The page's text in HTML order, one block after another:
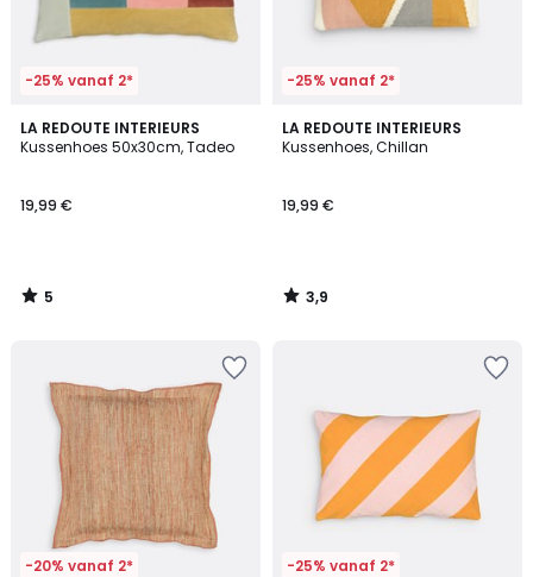
-25% vanaf 2*
LA REDOUTE INTERIEURS
Kussenhoes 50x30cm, Tadeo
19,99 €
5
/
5
/
-25% vanaf 2*
LA REDOUTE INTERIEURS
Kussenhoes, Chillan
19,99 €
3,9
/ 5
3,9
/
-20% vanaf 2* -25% vanaf 2*